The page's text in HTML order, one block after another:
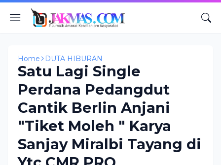
Home DUTA HIBURAN
Satu Lagi Single
Perdana Pedangdut
Cantik Berlin Anjani
"Tiket Moleh " Karya
Sanjay Miralbi Tayang di